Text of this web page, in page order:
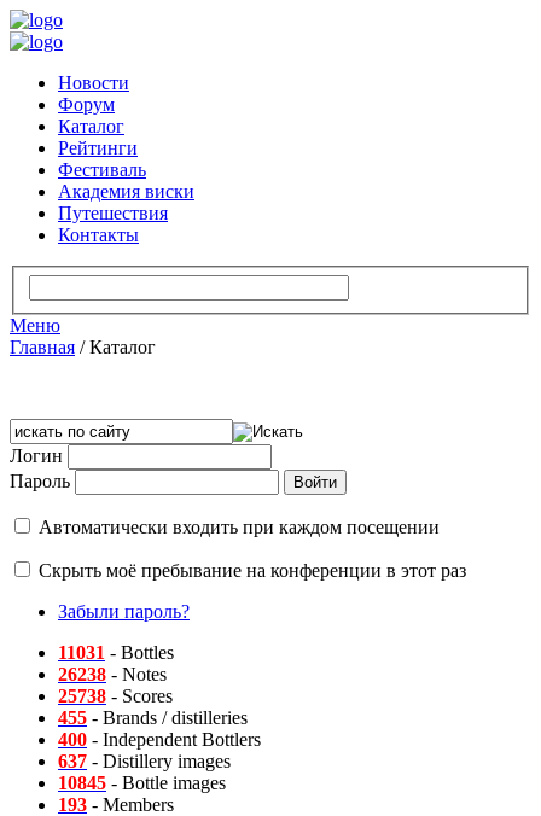
Новости
Форум
Каталог
Рейтинги
Фестиваль
Академия виски
Путешествия
Контакты
Меню
Главная /Каталог
Логин
Пароль
Автоматически входить при каждом посещении
Скрыть моё пребывание на конференции в этот раз
Забыли пароль?
11031 - Bottles
26238 - Notes
25738 - Scores
455 - Brands / distilleries
400 - Independent Bottlers
637 - Distillery images
10845 - Bottle images
193 - Members